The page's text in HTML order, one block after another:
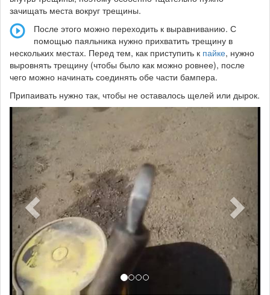
зачищать места вокруг трещины.
После этого можно переходить к выравниванию. С
помощью паяльника нужно прихватить трещину в
нескольких местах. Перед тем, как приступить к пайке, нужно
выровнять трещину (чтобы было как можно ровнее), после
чего можно начинать соединять обе части бампера.
Припаивать нужно так, чтобы не оставалось щелей или дырок.